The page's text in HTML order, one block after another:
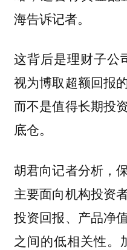
海告诉记者。
这背后是理财子公
视为博取超额回报
而不是值得长期投
底仓。
胡君向记者分析，
主要面向机构投资
投资回报、产品净
之间的低相关性。